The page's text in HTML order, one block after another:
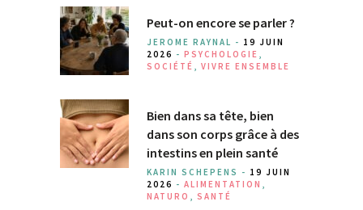
Peut-on encore se parler ?
JEROME RAYNAL - 19 JUIN
2026 - PSYCHOLOGIE ,
SOCIÉTÉ , VIVRE ENSEMBLE
Bien dans sa tête, bien
dans son corps grâce à des
intestins en plein santé
KARIN SCHEPENS - 19 JUIN
2026 - ALIMENTATION ,
NATURO , SANTÉ